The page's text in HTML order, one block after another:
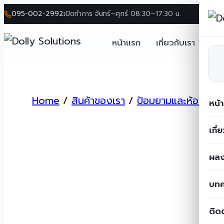
095-002-2992เปิดทำการ จันทร์–ศุกร์ 08:30–17:30 น.
หน้าแรก เกี่ยวกับเรา โ
หน้
เกี่
ผล
บท
ติด
contentHome / สินค้าของเรา / ป้อมยามและห้องน้ำ /